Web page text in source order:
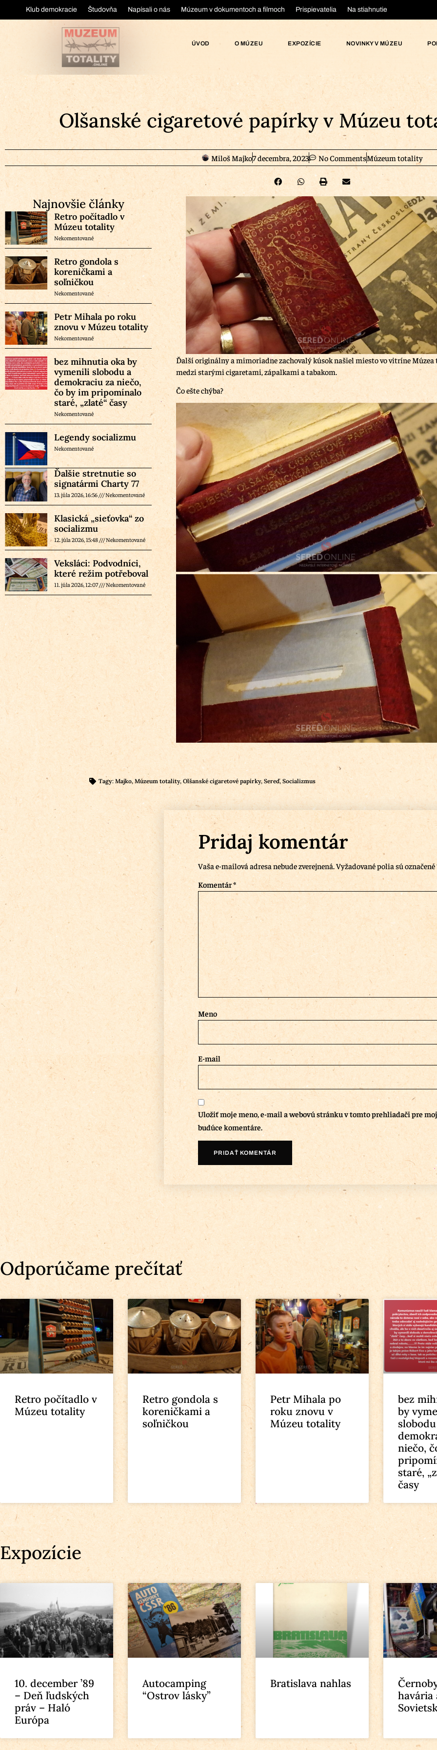
Klub demokracie Študovňa Napísali o nás Múzeum v dokumentoch a filmoch Prispievatelia Na stiahnutie
ÚVOD O MÚZEU EXPOZÍCIE NOVINKY V MÚZEU
Olšanské cigaretové papírky v Múzeu
Miloš Majko7 decembra, 2023 No CommentsMúzeum totality
Najnovšie články
Retro počítadlo v
Múzeu totality
Nekomentované
Retro gondola s
koreničkami a
soľničkou
Nekomentované
Petr Mihala po roku
znovu v Múzeu totality
Nekomentované
bez mihnutia oka by
vymenili slobodu a
demokraciu za niečo,
čo by im pripomínalo
staré, „zlaté“ časy
Nekomentované
Legendy socializmu
Nekomentované
Ďalšie stretnutie so
signatármi Charty 77
13. júla 2026, 16:56 Nekomentované
Klasická „sieťovka“ zo
socializmu
12. júla 2026, 15:48 Nekomentované
Veksláci: Podvodníci,
které režim potřeboval
11. júla 2026, 12:07 Nekomentované
Ďalší originálny a mimoriadne zachovalý kúsok našiel miesto vo vitríne
medzi starými cigaretami, zápalkami a tabakom.
Čo ešte chýba?
Tagy: Majko,Múzeum totality, Olšanské cigaretové papírky, Sereď, Socializmus
Pridaj komentár
Vaša e-mailová adresa nebude zverejnená.Vyžadované polia sú označené
Komentár*
Meno
E-mail
Uložiť moje meno, e-mail a webovú stránku v tomto prehliadači pre
budúce komentáre.
Odporúčame prečítať
Retro počítadlo v
Múzeu totality
Retro gondola s
koreničkami a
soľničkou
Petr Mihala po
roku znovu v
Múzeu totality
bez
by
niečo,
staré,
časy
Expozície
10. december ’89
– Deň ľudských
práv – Haló
Európa
Autocamping
“Ostrov lásky”
Bratislava nahlas
havária